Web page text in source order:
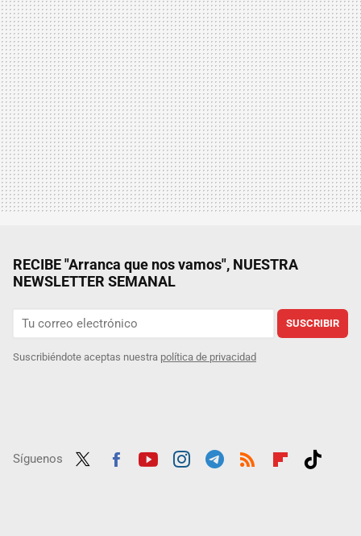
RECIBE "Arranca que nos vamos", NUESTRA
NEWSLETTER SEMANAL
SUSCRIBIR
Suscribiéndote aceptas nuestra política de privacidad
Síguenos